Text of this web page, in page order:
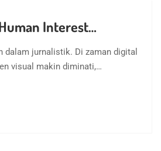
Interest…
dalam jurnalistik. Di zaman digital
visual makin diminati,…